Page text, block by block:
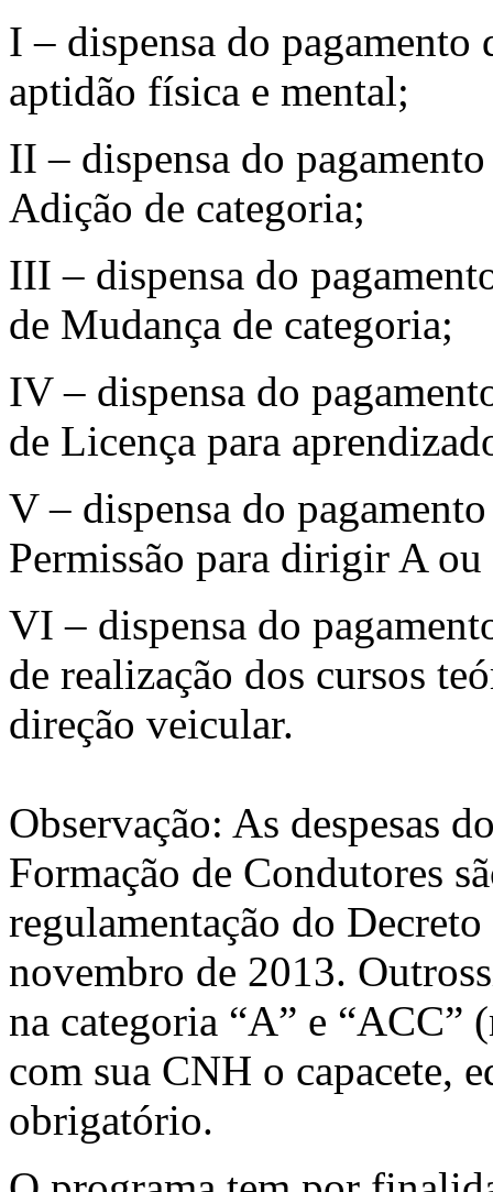
I – dispensa do pagamento
aptidão física e mental;
II – dispensa do
Adição de categoria;
III – dispensa do
de Mudança de categoria;
IV – dispensa do
de Licença para
V – dispensa do
Permissão para dirigir A
VI – dispensa do
de realização dos cursos
direção veicular.
Observação: As despesas
Formação de Condutores
regulamentação do
novembro de 2013.
na categoria “A” e “ACC”
com sua CNH o capacete,
obrigatório.